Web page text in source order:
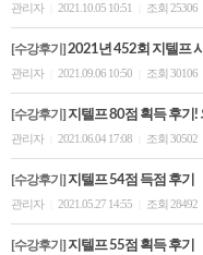
관리자 2021.10.05 10:51 조회 25306
[수강후기] 2021년 452회 지텔프
관리자 2021.09.06 10:50 조회 30106
[수강후기] 지텔프 80점 획득 후기
관리자 2021.06.04 17:08 조회 30502
[수강후기] 지텔프 54점 득점 후기
관리자 2021.05.27 14:55 조회 28492
[수강후기] 지텔프 55점 획득 후기